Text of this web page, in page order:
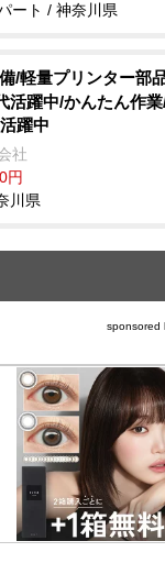
ート / 神奈川県
/軽量プリンター部
活躍中/かんたん作
躍中
社
円
川県
sponsored